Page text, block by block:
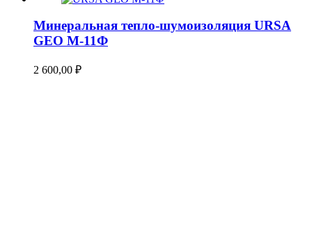
Минеральная тепло-шумоизоляция URSA
GEO М-11Ф
2 600,00 ₽